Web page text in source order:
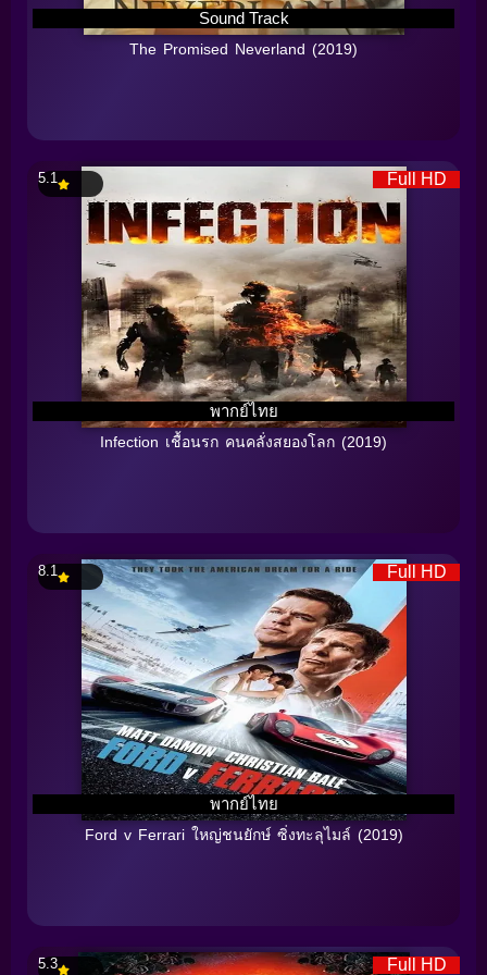
Sound Track
The Promised Neverland (2019)
Full HD
พากย์ไทย
5.1
Infection เชื้อนรก คนคลั่งสยองโลก (2019)
Full HD
พากย์ไทย
8.1
Ford v Ferrari ใหญ่ชนยักษ์ ซิ่งทะลุไมล์ (2019)
Full HD
5.3